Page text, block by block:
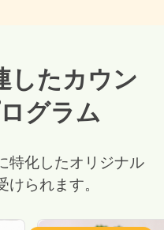
したカウン
グラム
特化したオリジナル
られます。